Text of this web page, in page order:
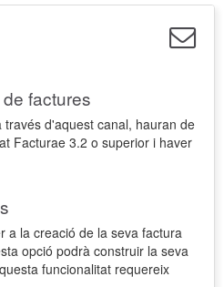
factures
d'aquest canal, hauran de
Facturae 3.2 o superior i haver
a la creació de la seva factura
opció podrà construir la seva
funcionalitat requereix